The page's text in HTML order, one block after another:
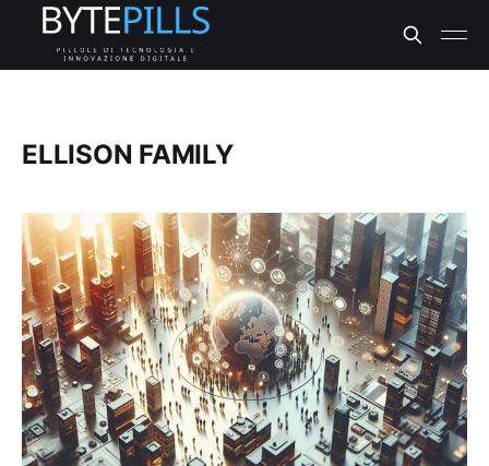
ELLISON FAMILY